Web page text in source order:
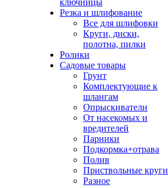
ключницы
Резка и шлифование
Все для шлифовки
Круги, диски,
полотна, пилки
Ролики
Садовые товары
Грунт
Комплектующие к
шлангам
Опрыскиватели
От насекомых и
вредителей
Парники
Подкормка+отрава
Полив
Приствольные круги
Разное